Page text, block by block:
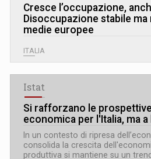
Cresce l’occupazione,
Disoccupazione stabile ma
medie europee
ITALIA
Istat
Si rafforzano le
economica per l'Italia, ma
In un contesto di ripresa
consolida la crescita
produttiva si mantiene su un